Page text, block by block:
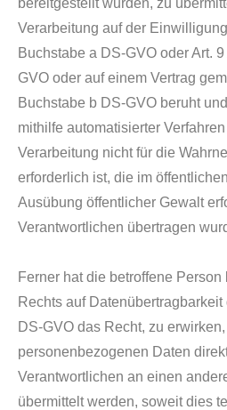
bereitgestellt wurden, zu
Verarbeitung auf der
Buchstabe a DS-GVO oder Art.
GVO oder auf einem Vertrag
Buchstabe b DS-GVO beruht
mithilfe automatisierter
Verarbeitung nicht für die
erforderlich ist, die im
Ausübung öffentlicher Gewalt
Verantwortlichen übertragen
Ferner hat die betroffene
Rechts auf Datenübertragbarkeit
DS-GVO das Recht, zu
personenbezogenen Daten
Verantwortlichen an einen
übermittelt werden, soweit dies